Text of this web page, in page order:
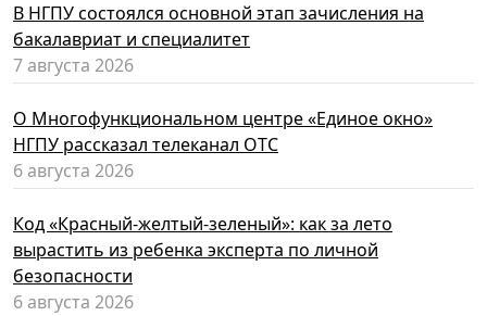
В НГПУ состоялся основной этап зачисления на
бакалавриат и специалитет
7 августа 2026
О Многофункциональном центре «Единое окно»
НГПУ рассказал телеканал ОТС
6 августа 2026
Код «Красный-желтый-зеленый»: как за лето
вырастить из ребенка эксперта по личной
безопасности
6 августа 2026